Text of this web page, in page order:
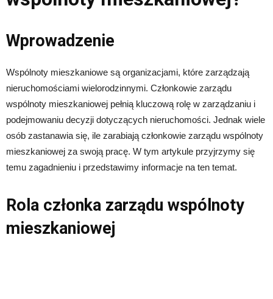
Wprowadzenie
Wspólnoty mieszkaniowe są organizacjami, które zarządzają
nieruchomościami wielorodzinnymi. Członkowie zarządu
wspólnoty mieszkaniowej pełnią kluczową rolę w zarządzaniu i
podejmowaniu decyzji dotyczących nieruchomości. Jednak wiele
osób zastanawia się, ile zarabiają członkowie zarządu wspólnoty
mieszkaniowej za swoją pracę. W tym artykule przyjrzymy się
temu zagadnieniu i przedstawimy informacje na ten temat.
Rola członka zarządu wspólnoty
mieszkaniowej